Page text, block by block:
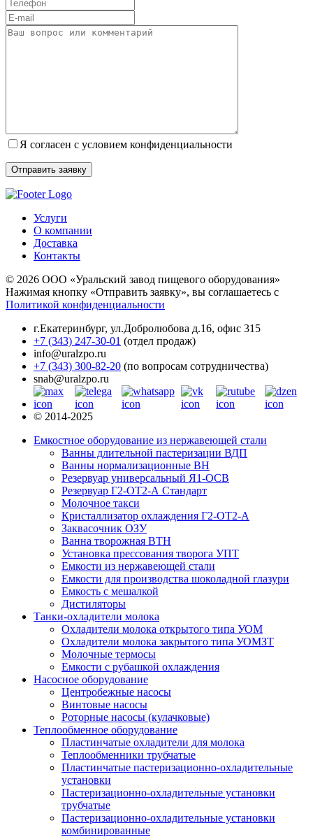
Я согласен с условием конфиденциальности
Услуги
О компании
Доставка
Контакты
© 2026 ООО «Уральский завод пищевого оборудования»
Нажимая кнопку «Отправить заявку», вы соглашаетесь с
Политикой конфиденциальности
г.Екатеринбург, ул.Добролюбова д.16, офис 315
+7 (343) 247-30-01 (отдел продаж)
info@uralzpo.ru
+7 (343) 300-82-20 (по вопросам сотрудничества)
snab@uralzpo.ru
© 2014-2025
Емкостное оборудование из нержавеющей стали
Ванны длительной пастеризации ВДП
Ванны нормализационные ВН
Резервуар универсальный Я1-ОСВ
Резервуар Г2-ОТ2-А Стандарт
Молочное такси
Кристаллизатор охлаждения Г2-ОТ2-А
Заквасочник ОЗУ
Ванна творожная ВТН
Установка прессования творога УПТ
Емкости из нержавеющей стали
Емкости для производства шоколадной глазури
Емкость с мешалкой
Дистиляторы
Танки-охладители молока
Охладители молока открытого типа УОМ
Охладители молока закрытого типа УОМЗТ
Молочные термосы
Емкости с рубашкой охлаждения
Насосное оборудование
Центробежные насосы
Винтовые насосы
Роторные насосы (кулачковые)
Теплообменное оборудование
Пластинчатые охладители для молока
Теплообменники трубчатые
Пластинчатые пастеризационно-охладительные
установки
Пастеризационно-охладительные установки
трубчатые
Пастеризационно-охладительные установки
комбинированные